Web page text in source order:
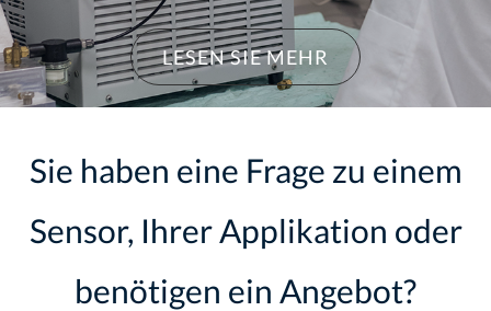
LESEN SIE MEHR
Sie haben eine Frage zu einem
Sensor, Ihrer Applikation oder
benötigen ein Angebot?